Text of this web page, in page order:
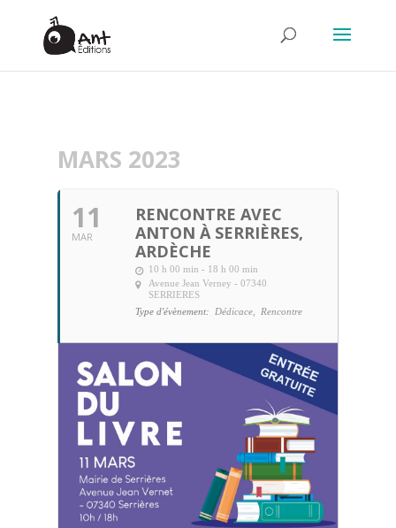
MARS 2023
11
MAR
RENCONTRE AVEC
ANTON À SERRIÈRES,
ARDÈCHE
10 h 00 min - 18 h 00 min
Avenue Jean Verney - 07340
SERRIERES
Type d'évènement:
Dédicace, Rencontre